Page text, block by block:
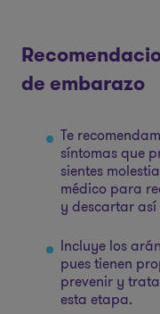
de embarazo
Te
síntomas que
sientes
médico para
y descartar
Incluye los
pues tienen
prevenir y
esta etapa.